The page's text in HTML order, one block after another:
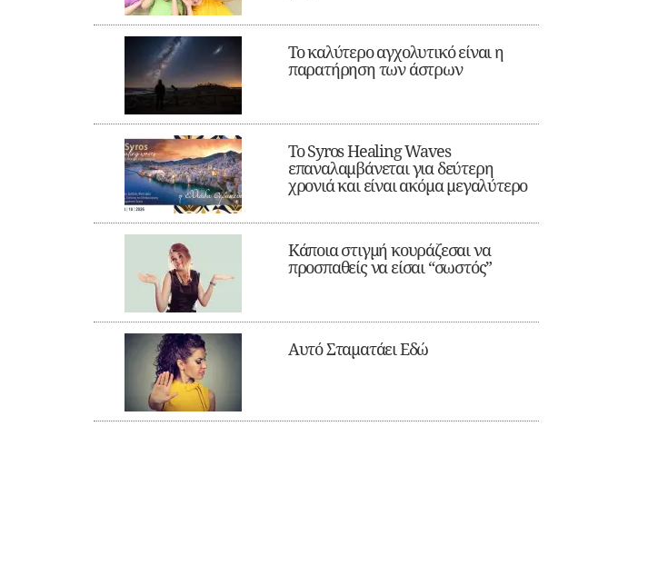
Το καλύτερο αγχολυτικό είναι η
παρατήρηση των άστρων
Το Syros Healing Waves
επαναλαμβάνεται για δεύτερη
χρονιά και είναι ακόμα μεγαλύτερο
Κάποια στιγμή κουράζεσαι να
προσπαθείς να είσαι “σωστός”
Αυτό Σταματάει Εδώ